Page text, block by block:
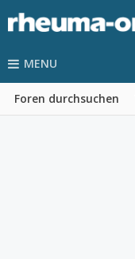
MENU
Foren durchsuchen